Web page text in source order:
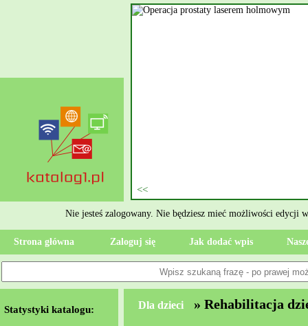
rzetelne układanie płytek
Rzeszów i dbamy o to,
gdy Twoja przestrzeń
przywracając ponownie
Nie jesteś zalogowany. Nie będziesz mieć możliwości edycji
Strona główna Zaloguj się Jak dodać wpis
Statystyki katalogu: Dla dzieci » Rehabilitacja